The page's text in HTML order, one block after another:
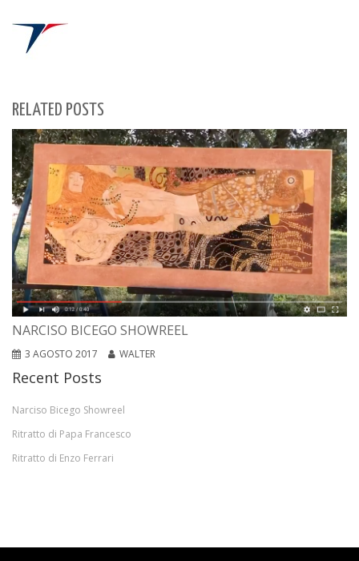
RELATED POSTS
NARCISO BICEGO SHOWREEL
3 AGOSTO 2017 WALTER
Recent Posts
Narciso Bicego Showreel
Ritratto di Papa Francesco
Ritratto di Enzo Ferrari